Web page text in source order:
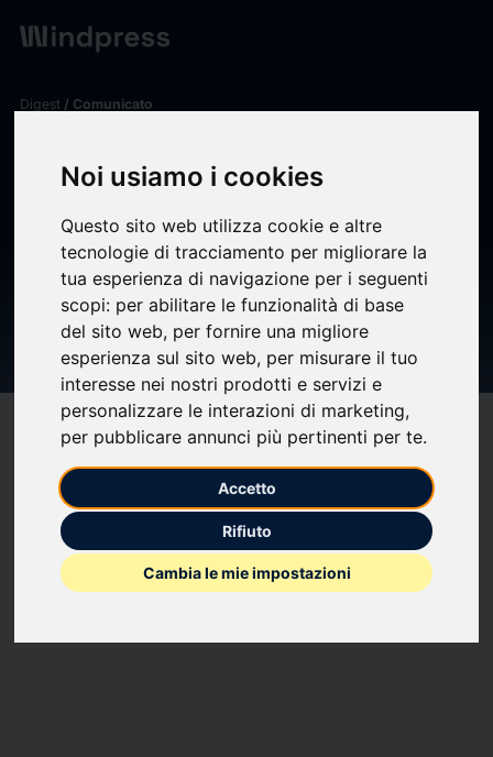
Noi usiamo i cookies
Questo sito web utilizza cookie e altre
tecnologie di tracciamento per migliorare la
tua esperienza di navigazione per i seguenti
scopi: per abilitare le funzionalità di base
del sito web, per fornire una migliore
esperienza sul sito web, per misurare il tuo
interesse nei nostri prodotti e servizi e
personalizzare le interazioni di marketing,
per pubblicare annunci più pertinenti per te.
Accetto
Rifiuto
Cambia le mie impostazioni
Digest/ Comunicato
BORGOSESIA: AMPLIATA A
EURO 25 MILIONI LA PRIMA
TRANCHE DEL PRESTITO
OBBLIGAZIONARIO
BORGOSESIA 6,30%
Compatibilità help
(0)bookmark_borderupload Condividi
BORGOSESIA: AMPLIATA A EURO 25 MILIONI LA PRIMA TRANCHE DEL
PRESTITO OBBLIGAZIONARIO BORGOSESIA 6,30%